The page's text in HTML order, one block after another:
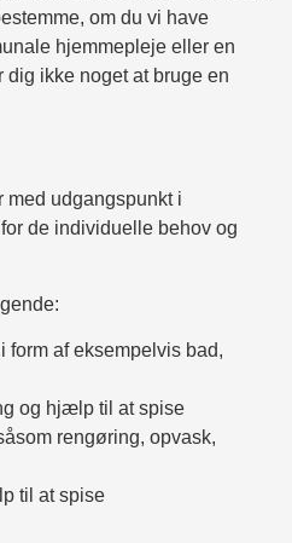
om du vi have
hjemmepleje eller en
dig ikke noget at bruge en
med udgangspunkt i
de individuelle behov og
i form af eksempelvis bad,
og hjælp til at spise
rengøring, opvask,
til at spise